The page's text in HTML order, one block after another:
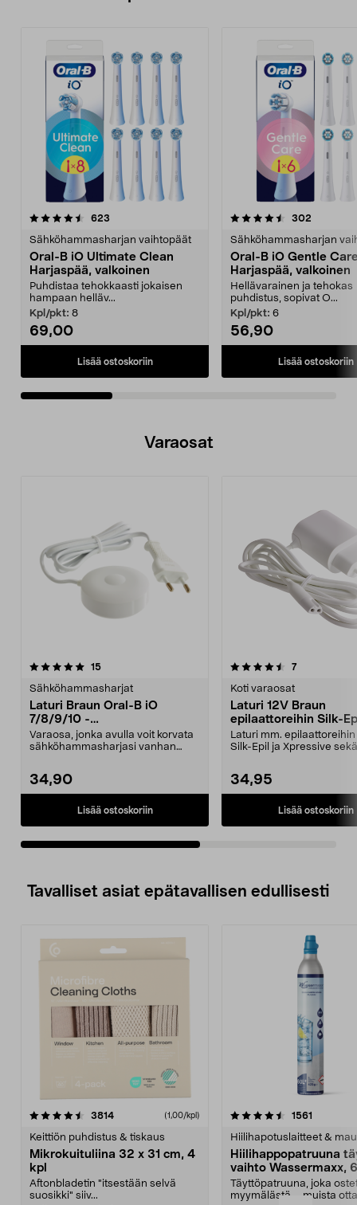
623
Sähköhammasharjan vaihtopäät
Oral-B iO Ultimate Clean
Harjaspää, valkoinen
Puhdistaa tehokkaasti jokaisen
hampaan helläv...
Kpl/pkt: 8
69,00
Lisää ostoskoriin
4.5viidestä
302
Sähköhammasharjan
Oral-B iO Gentle
Harjaspää, valkoinen
Hellävarainen ja tehokas
puhdistus, sopivat O...
Kpl/pkt: 6
56,90
Lisää ostoskoriin
4.5viidestä
Varaosat
15arvostelut
Sähköhammasharjat
Laturi Braun Oral-B iO
7/8/9/10 -
sähköhammasharjaan
Varaosa, jonka avulla voit korvata
sähköhammasharjasi vanhan
34,90
Lisää ostoskoriin
4.5viidestä
7arvostelut
Koti varaosat
Laturi 12V Braun
epilaattoreihin Silk-
Xpressive
Laturi mm.
Silk-Epil ja Xpressive
34,95
Lisää ostoskoriin
5.0viidestä
Tavalliset asiat epätavallisen edullisesti
3814arvostelut (1,00/kpl)
Keittiön puhdistus & tiskaus
Mikrokuituliina 32 x 31 cm, 4
kpl
Aftonbladetin "itsestään selvä
suosikki" siiv...
4.5viidestä
1561
Hiilihapotuslaitteet &
Hiilihappopatruuna
vaihto Wassermaxx,
Täyttöpatruuna, joka
myymälästä – muista
4.5viidestä